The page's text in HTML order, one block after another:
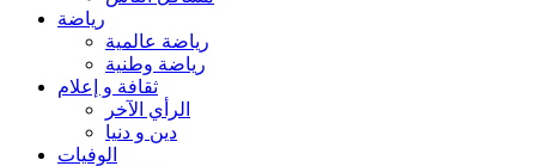
رياضة
رياضة عالمية
رياضة وطنية
ثقافة و إعلام
الرأي الآخر
دين و دنيا
الوفيات